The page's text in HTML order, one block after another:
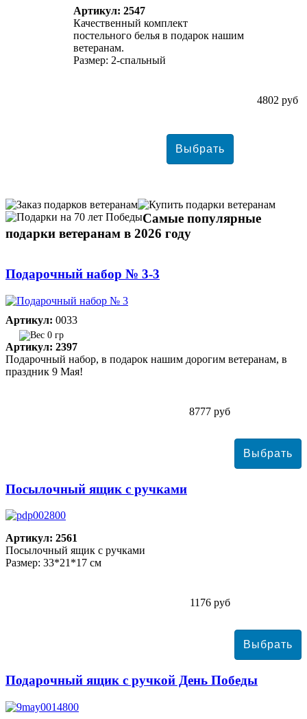
Артикул: 2547
Качественный комплект
постельного белья в подарок нашим
ветеранам.
Размер: 2-спальный
4802 руб
Самые популярные
подарки ветеранам в 2026 году
Подарочный набор № 3-3
Артикул: 0033
0 гр
Артикул: 2397
Подарочный набор, в подарок нашим дорогим ветеранам, в
праздник 9 Мая!
8777 руб
Посылочный ящик с ручками
Артикул: 2561
Посылочный ящик с ручками
Размер: 33*21*17 см
1176 руб
Подарочный ящик с ручкой День Победы